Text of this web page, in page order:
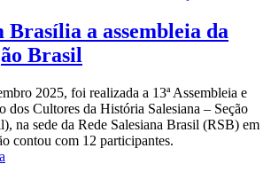
Brasília a assembleia da
Brasil
2025, foi realizada a 13ª Assembleia e
dos Cultores da História Salesiana – Seção
na sede da Rede Salesiana Brasil (RSB) em
contou com 12 participantes.